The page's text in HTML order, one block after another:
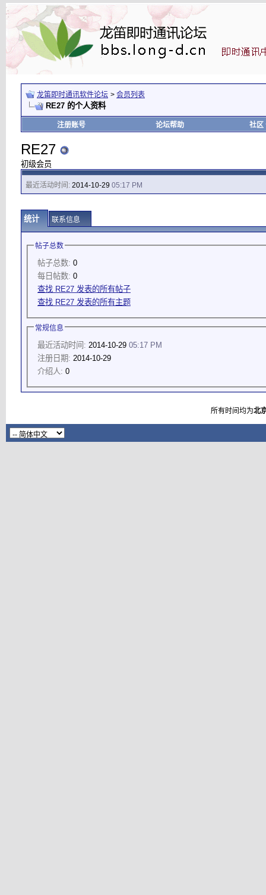
龙笛即时通讯软件论坛 > 会员列表
RE27 的个人资料
注册账号 论坛帮助 社区
RE27
初级会员
最近活动时间: 2014-10-29 05:17 PM
统计 联系信息
帖子总数
帖子总数: 0
每日帖数: 0
查找 RE27 发表的所有帖子
查找 RE27 发表的所有主题
常规信息
最近活动时间: 2014-10-29 05:17 PM
注册日期: 2014-10-29
介绍人: 0
所有时间均为北